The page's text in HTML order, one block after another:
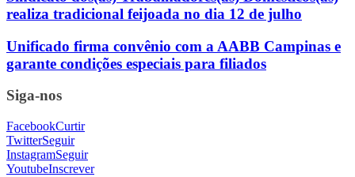
realiza tradicional feijoada no dia 12 de julho
Unificado firma convênio com a AABB Campinas e
garante condições especiais para filiados
Siga-nos
FacebookCurtir
TwitterSeguir
InstagramSeguir
YoutubeInscrever